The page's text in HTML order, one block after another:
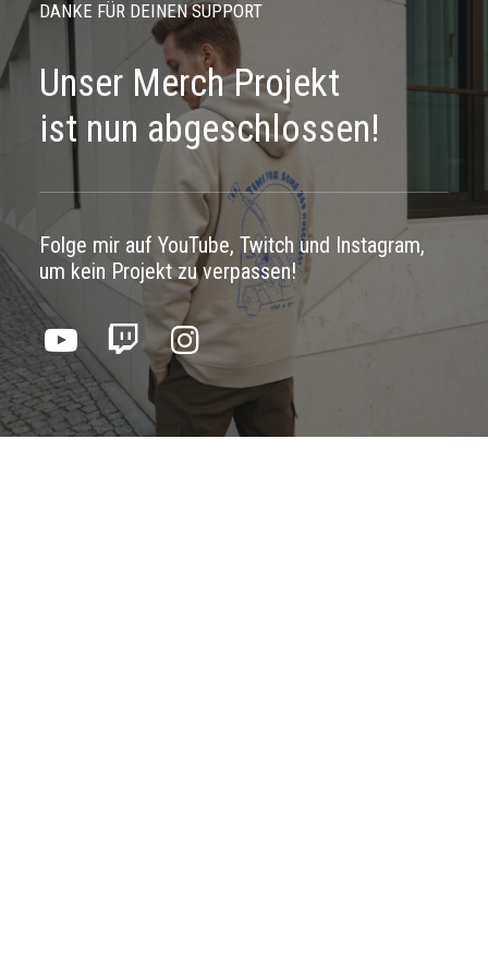
DANKE FÜR DEINEN SUPPORT
Unser Merch Projekt
ist nun abgeschlossen!
Folge mir auf YouTube, Twitch und Instagram,
um kein Projekt zu verpassen!